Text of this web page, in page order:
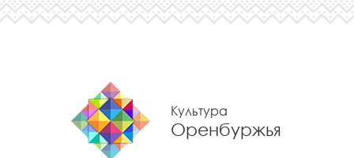
Культура
Оренбуржья